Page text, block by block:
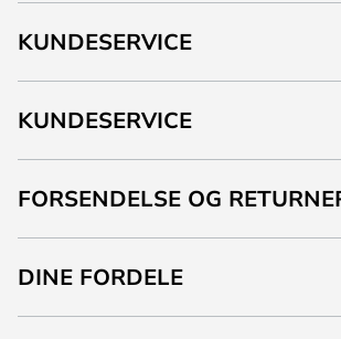
KUNDESERVICE
KUNDESERVICE
FORSENDELSE OG
DINE FORDELE